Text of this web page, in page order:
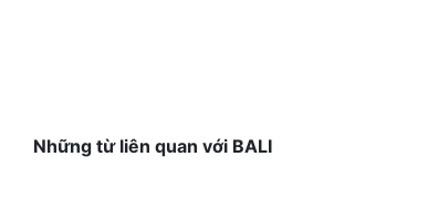
Những từ liên quan với BALI